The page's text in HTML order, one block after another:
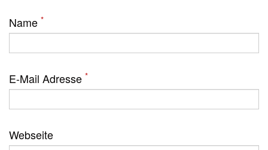
Name *
E-Mail Adresse *
Webseite